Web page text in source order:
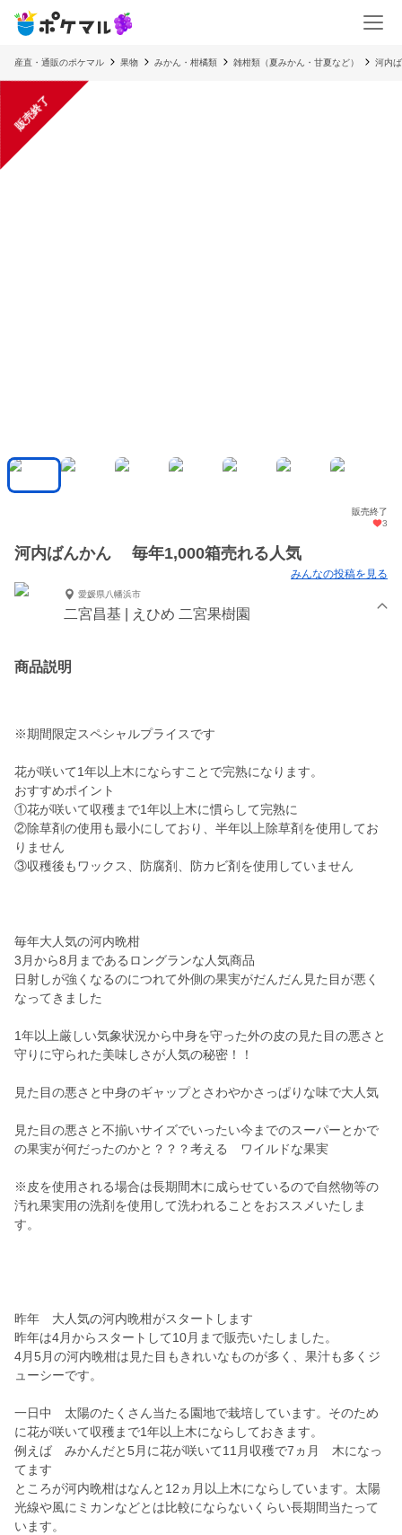
産直・通販のポケマル 果物 みかん・柑橘類 雑柑類（夏みかん・甘夏など） 河内
販売終了
販売終了
3
河内ばんかん 毎年1,000箱売れる人気
みんなの投稿を見る
愛媛県八幡浜市
二宮昌基 | えひめ 二宮果樹園
商品説明
※期間限定スペシャルプライスです
花が咲いて1年以上木にならすことで完熟になります。
おすすめポイント
①花が咲いて収穫まで1年以上木に慣らして完熟に
②除草剤の使用も最小にしており、半年以上除草剤を使用してお
りません
③収穫後もワックス、防腐剤、防カビ剤を使用していません
毎年大人気の河内晩柑
3月から8月まであるロングランな人気商品
日射しが強くなるのにつれて外側の果実がだんだん見た目が悪く
なってきました
1年以上厳しい気象状況から中身を守った外の皮の見た目の悪さと
守りに守られた美味しさが人気の秘密！！
見た目の悪さと中身のギャップとさわやかさっぱりな味で大人気
見た目の悪さと不揃いサイズでいったい今までのスーパーとかで
の果実が何だったのかと？？？考える ワイルドな果実
※皮を使用される場合は長期間木に成らせているので自然物等の
汚れ果実用の洗剤を使用して洗われることをおススメいたしま
す。
昨年 大人気の河内晩柑がスタートします
昨年は4月からスタートして10月まで販売いたしました。
4月5月の河内晩柑は見た目もきれいなものが多く、果汁も多くジ
ューシーです。
一日中 太陽のたくさん当たる園地で栽培しています。そのため
に花が咲いて収穫まで1年以上木にならしておきます。
例えば みかんだと5月に花が咲いて11月収穫で7ヵ月 木になっ
てます
ところが河内晩柑はなんと12ヵ月以上木にならしています。太陽
光線や風にミカンなどとは比較にならないくらい長期間当たって
います。